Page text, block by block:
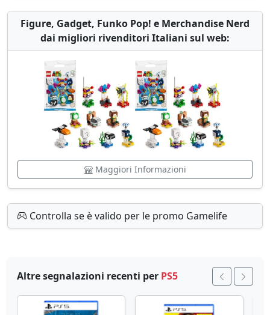
Figure, Gadget, Funko Pop! e Merchandise Nerd
dai migliori rivenditori Italiani sul web:
Maggiori Informazioni
Controlla se è valido per le promo Gamelife
Altre segnalazioni recenti per PS5